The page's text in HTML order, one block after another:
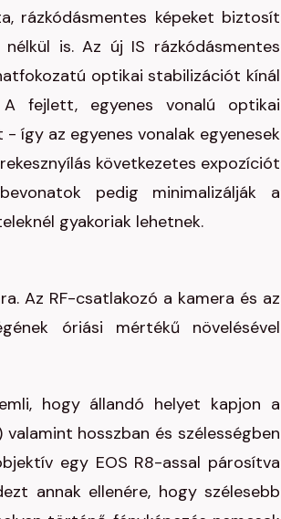
rázkódásmentes képeket biztosít
is. Az új IS rázkódásmentes
optikai stabilizációt kínál
fejlett, egyenes vonalú optikai
így az egyenes vonalak egyenesek
következetes expozíciót
pedig minimalizálják a
gyakoriak lehetnek.
Az RF-csatlakozó a kamera és az
óriási mértékű növelésével
hogy állandó helyet kapjon a
hosszban és szélességben
egy EOS R8-assal párosítva
annak ellenére, hogy szélesebb